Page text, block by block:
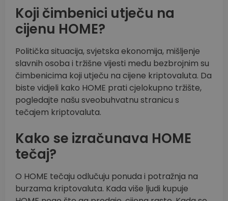
Koji čimbenici utječu na
cijenu HOME?
Politička situacija, svjetska ekonomija, mišljenje
slavnih osoba i tržišne vijesti među bezbrojnim su
čimbenicima koji utječu na cijene kriptovaluta. Da
biste vidjeli kako HOME prati cjelokupno tržište,
pogledajte našu sveobuhvatnu stranicu s
tečajem kriptovaluta.
Kako se izračunava HOME
tečaj?
O HOME tečaju odlučuju ponuda i potražnja na
burzama kriptovaluta. Kada više ljudi kupuje